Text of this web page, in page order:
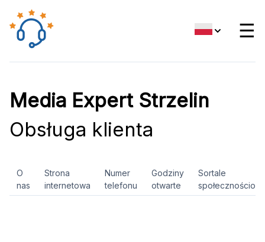
☰
Media Expert Strzelin
Obsługa klienta
O
nas
Strona
internetowa
Numer
telefonu
Godziny
otwarte
Sortale